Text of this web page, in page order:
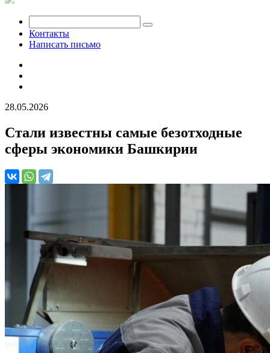
Контакты
Написать письмо
28.05.2026
Стали известны самые безотходные
сферы экономики Башкирии